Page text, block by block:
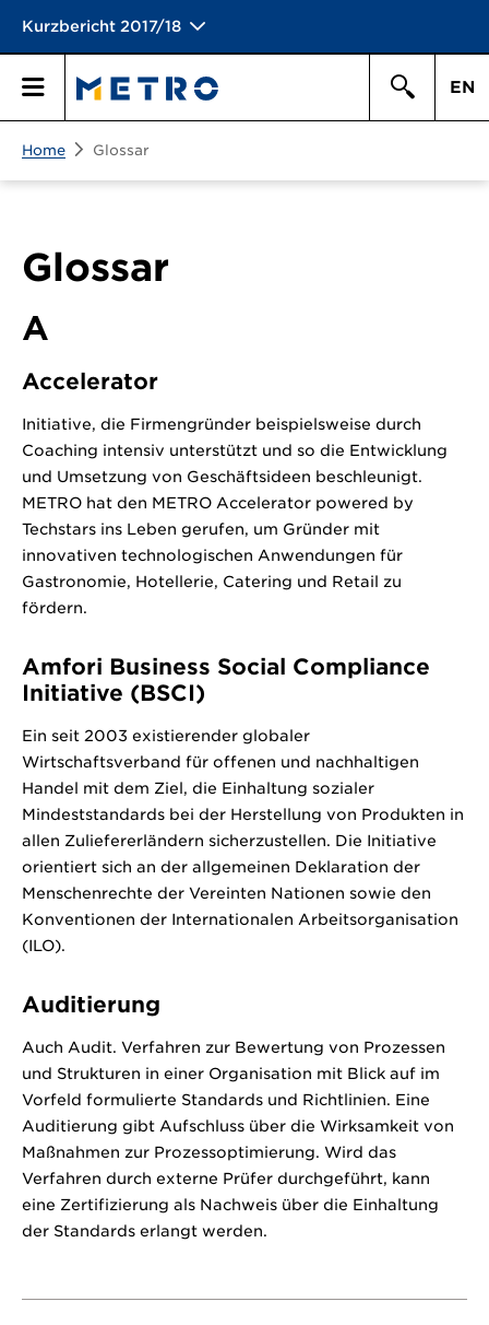
Kurzbericht 2017/18
Hauptmen\u00fc
EN
Home Glossar
Glossar
A
Accelerator
Initiative, die Firmengründer beispielsweise durch
Coaching intensiv unterstützt und so die Entwicklung
und Umsetzung von Geschäftsideen beschleunigt.
METRO hat den METRO Accelerator powered by
Techstars ins Leben gerufen, um Gründer mit
innovativen technologischen Anwendungen für
Gastronomie, Hotellerie, Catering und Retail zu
fördern.
Amfori Business Social Compliance
Initiative (BSCI)
Ein seit 2003 existierender globaler
Wirtschaftsverband für offenen und nachhaltigen
Handel mit dem Ziel, die Einhaltung sozialer
Mindeststandards bei der Herstellung von Produkten in
allen Zuliefererländern sicherzustellen. Die Initiative
orientiert sich an der allgemeinen Deklaration der
Menschenrechte der Vereinten Nationen sowie den
Konventionen der Internationalen Arbeitsorganisation
(ILO).
Auditierung
Auch Audit. Verfahren zur Bewertung von Prozessen
und Strukturen in einer Organisation mit Blick auf im
Vorfeld formulierte Standards und Richtlinien. Eine
Auditierung gibt Aufschluss über die Wirksamkeit von
Maßnahmen zur Prozessoptimierung. Wird das
Verfahren durch externe Prüfer durchgeführt, kann
eine Zertifizierung als Nachweis über die Einhaltung
der Standards erlangt werden.